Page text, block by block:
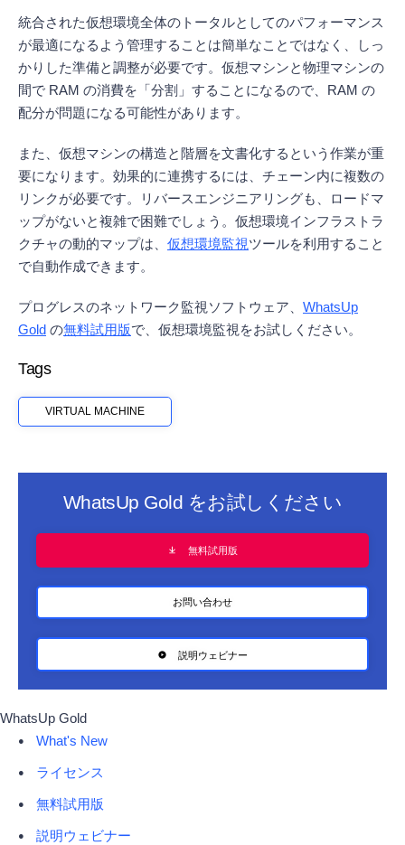
統合された仮想環境全体のトータルとしてのパフォーマンス
が最適になるよう管理することは簡単なことではなく、しっ
かりした準備と調整が必要です。仮想マシンと物理マシンの
間で RAM の消費を「分割」することになるので、RAM の
配分が問題になる可能性があります。
また、仮想マシンの構造と階層を文書化するという作業が重
要になります。効果的に連携するには、チェーン内に複数の
リンクが必要です。リバースエンジニアリングも、ロードマ
ップがないと複雑で困難でしょう。仮想環境インフラストラ
クチャの動的マップは、 仮想環境監視ツールを利用すること
で自動作成できます。
プログレスのネットワーク監視ソフトウェア、 WhatsUp
Gold の無料試用版で、仮想環境監視をお試しください。
Tags
VIRTUAL MACHINE
WhatsUp Gold をお試しください
無料試用版
お問い合わせ
説明ウェビナー
WhatsUp Gold
What's New
ライセンス
無料試用版
説明ウェビナー